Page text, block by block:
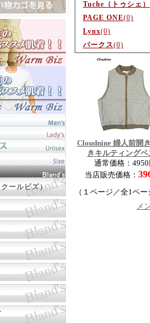
ールビズ）
Tuche（トゥシェ）
PAGE ONE(0)
Lynx(0)
パークス(0)
Cloudnine 婦人前開
きキルティングベ
通常価格：4950
当店販売価格：
（１ページ／全1ペー
メ